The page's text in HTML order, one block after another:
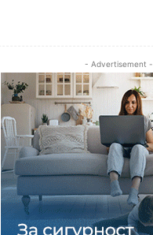
- Advertisement -